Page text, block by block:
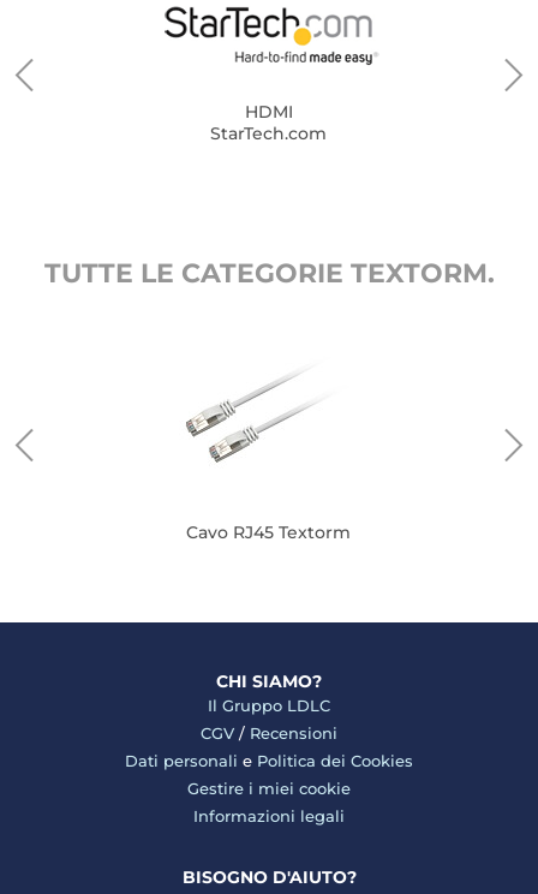
HDMI
StarTech.com
TUTTE LE CATEGORIE TEXTORM.
Cavo RJ45 Textorm
CHI SIAMO?
Il Gruppo LDLC
CGV / Recensioni
Dati personali e Politica dei Cookies
Gestire i miei cookie
Informazioni legali
BISOGNO D'AIUTO?